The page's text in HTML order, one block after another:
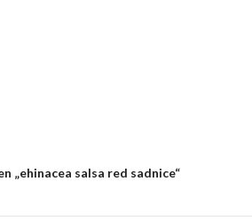
„ehinacea salsa red sadnice“